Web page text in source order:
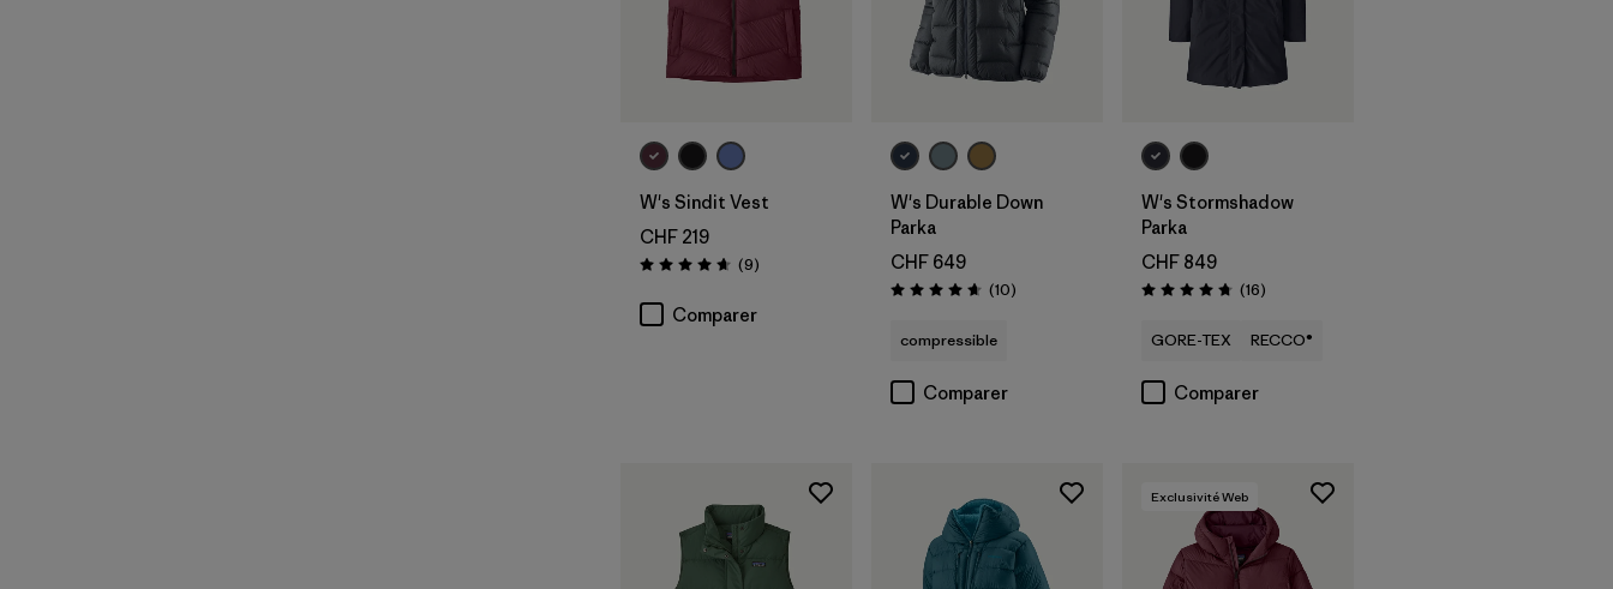
W's Sindit Vest
CHF 219
Évaluation: 4.7 / 5
(9Avis
)
Comparer
W's Durable Down
Parka
CHF 649
Évaluation: 4.7 / 5
(10Avis
)
compressible
Comparer
W's Stormshadow
Parka
CHF 849
Évaluation: 4.8 / 5
(16Avis
)
GORE-TEX RECCO®
Comparer
Exclusivité Web